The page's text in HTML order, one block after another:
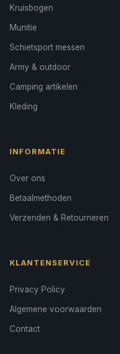
Kruisbogen
Munitie
Schietsport messen
Army & outdoor
Camping artikelen
Kleding
INFORMATIE
Over ons
Betaalmethoden
Verzenden & Retourneren
KLANTENSERVICE
Privacy Policy
Algemene voorwaarden
Contact